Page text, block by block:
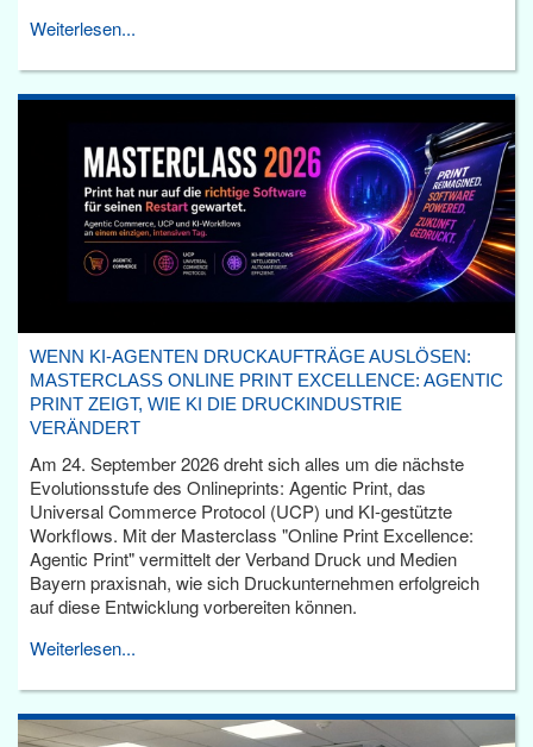
Weiterlesen...
WENN KI-AGENTEN DRUCKAUFTRÄGE AUSLÖSEN:
MASTERCLASS ONLINE PRINT EXCELLENCE: AGENTIC
PRINT ZEIGT, WIE KI DIE DRUCKINDUSTRIE
VERÄNDERT
Am 24. September 2026 dreht sich alles um die nächste
Evolutionsstufe des Onlineprints: Agentic Print, das
Universal Commerce Protocol (UCP) und KI-gestützte
Workflows. Mit der Masterclass "Online Print Excellence:
Agentic Print" vermittelt der Verband Druck und Medien
Bayern praxisnah, wie sich Druckunternehmen erfolgreich
auf diese Entwicklung vorbereiten können.
Weiterlesen...